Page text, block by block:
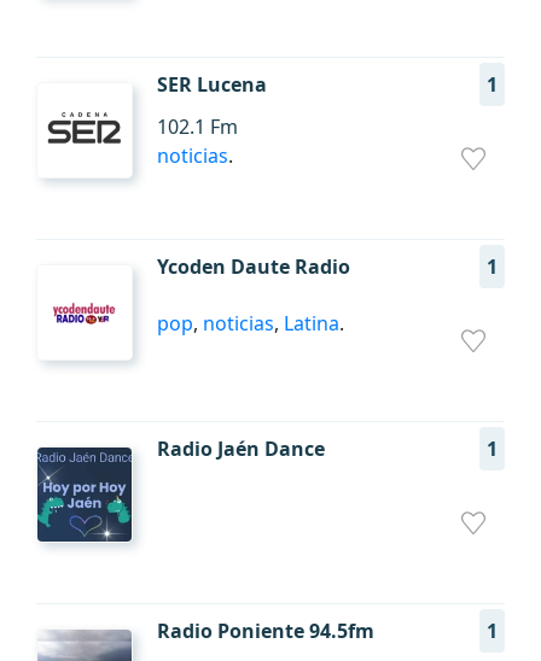
SER Lucena
1
102.1 Fm
noticias.
Ycoden Daute Radio 1
pop, noticias, Latina.
Radio Jaén Dance 1
Radio Poniente 94.5fm 1